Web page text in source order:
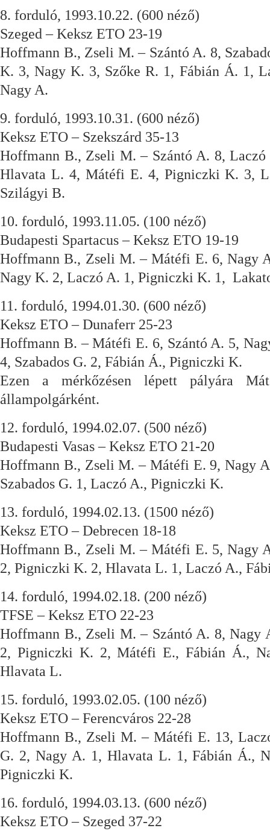
8. forduló, 1993.10.22. (600 néző)
Szeged – Keksz ETO 23-19
Hoffmann B., Zseli M. – Szántó A. 8,
K. 3, Nagy K. 3, Szőke R. 1, Fábián Á. 1,
Nagy A.
9. forduló, 1993.10.31. (600 néző)
Keksz ETO – Szekszárd 35-13
Hoffmann B., Zseli M. – Szántó A. 8,
Hlavata L. 4, Mátéfi E. 4, Pigniczki K. 3,
Szilágyi B.
10. forduló, 1993.11.05. (100 néző)
Budapesti Spartacus – Keksz ETO 19-19
Hoffmann B., Zseli M. – Mátéfi E. 6, Nagy
Nagy K. 2, Laczó A. 1, Pigniczki K. 1,
11. forduló, 1994.01.30. (600 néző)
Keksz ETO – Dunaferr 25-23
Hoffmann B. – Mátéfi E. 6, Szántó A. 5,
4, Szabados G. 2, Fábián Á., Pigniczki K.
Ezen a mérkőzésen lépett pályára
állampolgárként.
12. forduló, 1994.02.07. (500 néző)
Budapesti Vasas – Keksz ETO 21-20
Hoffmann B., Zseli M. – Mátéfi E. 9, Nagy
Szabados G. 1, Laczó A., Pigniczki K.
13. forduló, 1994.02.13. (1500 néző)
Keksz ETO – Debrecen 18-18
Hoffmann B., Zseli M. – Mátéfi E. 5, Nagy
2, Pigniczki K. 2, Hlavata L. 1, Laczó A.,
14. forduló, 1994.02.18. (200 néző)
TFSE – Keksz ETO 22-23
Hoffmann B., Zseli M. – Szántó A. 8, Nagy
2, Pigniczki K. 2, Mátéfi E., Fábián Á.,
Hlavata L.
15. forduló, 1993.02.05. (100 néző)
Keksz ETO – Ferencváros 22-28
Hoffmann B., Zseli M. – Mátéfi E. 13,
G. 2, Nagy A. 1, Hlavata L. 1, Fábián Á.,
Pigniczki K.
16. forduló, 1994.03.13. (600 néző)
Keksz ETO – Szeged 37-22